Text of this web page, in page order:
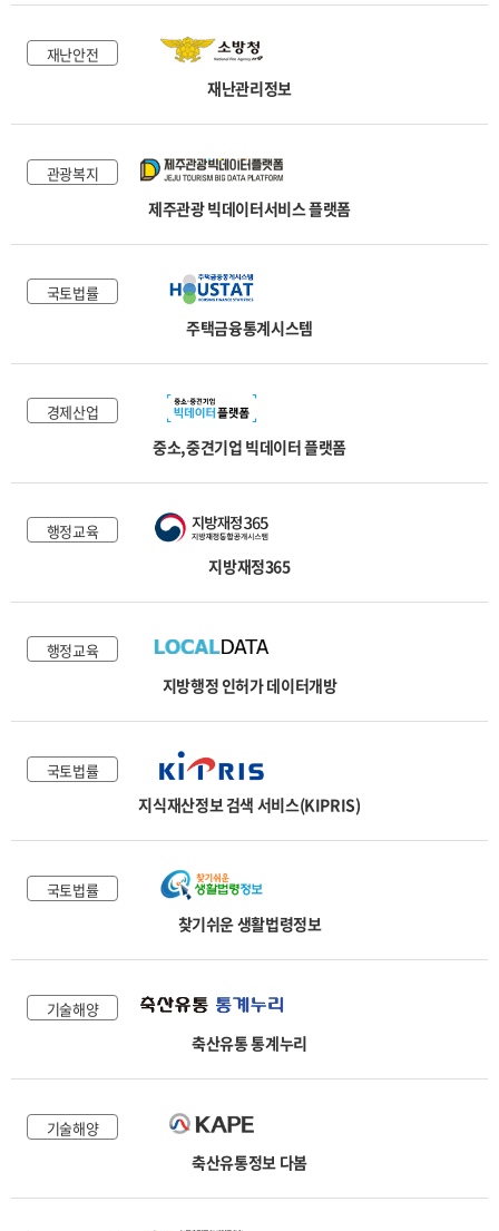
재난안전
재난관리정보
관광복지
제주관광 빅데이터서비스 플랫폼
국토법률
주택금융통계시스템
경제산업
중소,중견기업 빅데이터 플랫폼
행정교육
지방재정365
행정교육
지방행정 인허가 데이터개방
국토법률
지식재산정보 검색 서비스(KIPRIS)
국토법률
찾기쉬운 생활법령정보
기술해양
축산유통 통계누리
기술해양
축산유통정보 다봄